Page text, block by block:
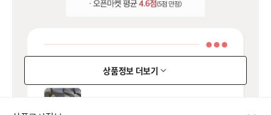
상품정보 더보기